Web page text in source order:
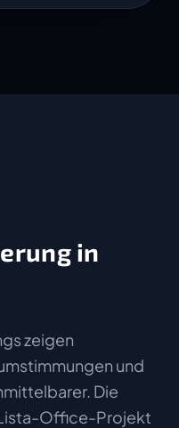
in
zeigen
und
Die
Office-Projekt